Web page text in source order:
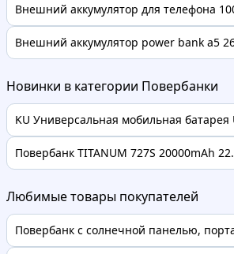
Внешний аккумулятор для телефона
Внешний аккумулятор power bank a5
Новинки в категории Повербанки
KU Универсальная мобильная
Повербанк TITANUM 727S 20000mAh
Любимые товары покупателей
Повербанк с солнечной панелью,